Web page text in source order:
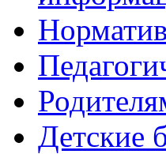
Детские